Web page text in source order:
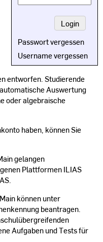
Passwort vergessen
Username vergessen
entworfen. Studierende
Auswertung
oder algebraische
haben, können Sie
gelangen
Plattformen ILIAS
können unter
beantragen.
Aufgaben und Tests für